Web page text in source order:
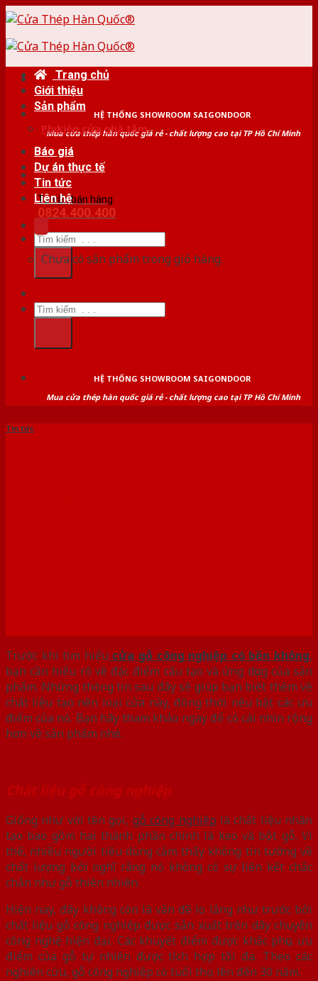
Skip
content
HỆ THỐNG SHOWROOM SAIGONDOOR
Mua cửa thép hàn quốc giá rẻ - chất lượng cao tại TP Hồ Chí Minh
Tư vấn bán hàng
0824.400.400
Tìm
kiếm:
Trang chủ
Giới thiệu
Sản phẩm
Phụ kiện cửa nhà tắm
Báo giá
Dự án thực tế
Tin tức
Liên hệ
Chưa có sản phẩm trong giỏ hàng.
Tìm
kiếm:
HỆ THỐNG SHOWROOM SAIGONDOOR
Mua cửa thép hàn quốc giá rẻ - chất lượng cao tại TP Hồ Chí Minh
Tin tức
Trước khi tìm hiểu cửa gỗ công nghiệp có bền không,
bạn cần hiểu rõ về đặc điểm cấu tạo và ứng dụng của sản
phẩm. Những thông tin sau đây sẽ giúp bạn biết thêm về
chất liệu tạo nên loại cửa này, đồng thời nêu bật các ưu
điểm của nó. Bạn hãy tham khảo ngay để có cái nhìn rộng
hơn về sản phẩm nhé.
Chất liệu gỗ công nghiệp
Giống như với tên gọi, gỗ công nghiệp là chất liệu nhân
tạo bao gồm hai thành phần chính là keo và bột gỗ. Vì
thế, nhiều người tiêu dùng cảm thấy không tin tưởng về
chất lượng bởi nghĩ rằng nó không có sự liên kết chắc
chắn như gỗ thiên nhiên.
Hiện nay, đây không còn là vấn đề lo lắng như trước bởi
chất liệu gỗ công nghiệp được sản xuất trên dây chuyền
công nghệ hiện đại. Các khuyết điểm được khắc phục, ưu
điểm của gỗ tự nhiên được tích hợp tối đa. Theo các
nghiên cứu, gỗ công nghiệp có tuổi thọ lên đến 30 năm.